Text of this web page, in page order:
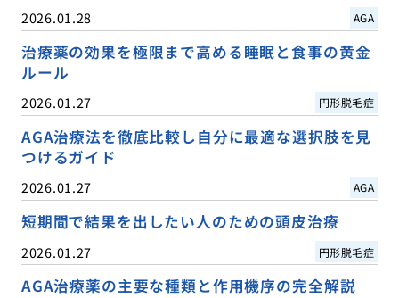
2026.01.28 AGA
治療薬の効果を極限まで高める睡眠と食事の黄金
ルール
2026.01.27 円形脱毛症
AGA治療法を徹底比較し自分に最適な選択肢を見
つけるガイド
2026.01.27 AGA
短期間で結果を出したい人のための頭皮治療
2026.01.27 円形脱毛症
AGA治療薬の主要な種類と作用機序の完全解説